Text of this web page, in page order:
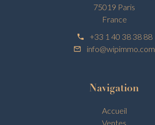
75019 Paris
France
+33 1 40 38 38 88
info@wipimmo.com
Navigation
Accueil
Ventes